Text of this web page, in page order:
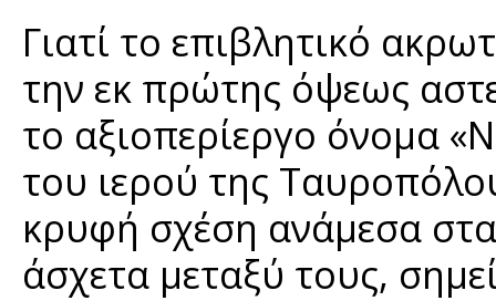
Γιατί το επιβλητικό
την εκ πρώτης όψεως
το αξιοπερίεργο όνομα
του ιερού της
κρυφή σχέση ανάμεσα
άσχετα μεταξύ τους,